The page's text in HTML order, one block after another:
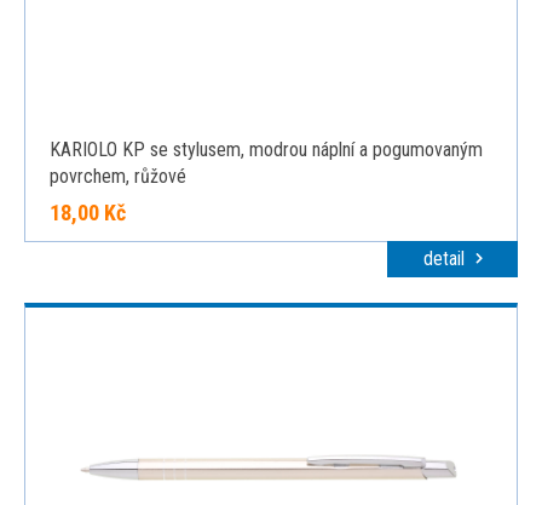
KARIOLO KP se stylusem, modrou náplní a pogumovaným
povrchem, růžové
18,00 Kč
detail